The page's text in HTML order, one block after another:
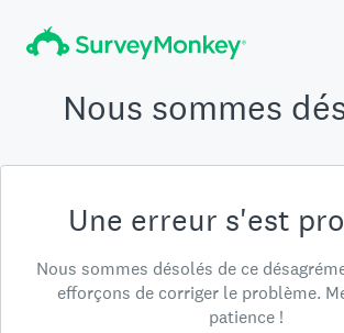
Nous sommes
Une erreur s'est
Nous sommes désolés de ce
efforçons de corriger le problème.
patience !